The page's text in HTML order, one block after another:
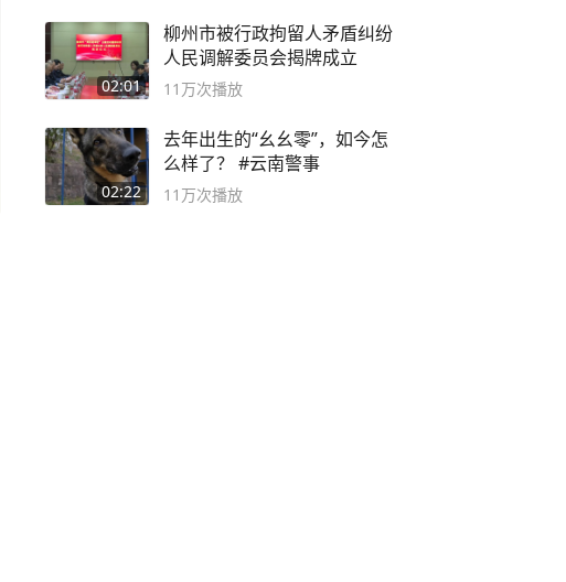
02:01
柳州市被行政拘留人矛盾纠纷
人民调解委员会揭牌成立
11万次播放
02:22
去年出生的“幺幺零”，如今怎
么样了？ #云南警事
11万次播放